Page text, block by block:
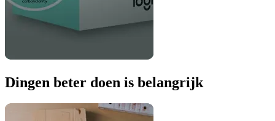
Dingen beter doen is belangrijk